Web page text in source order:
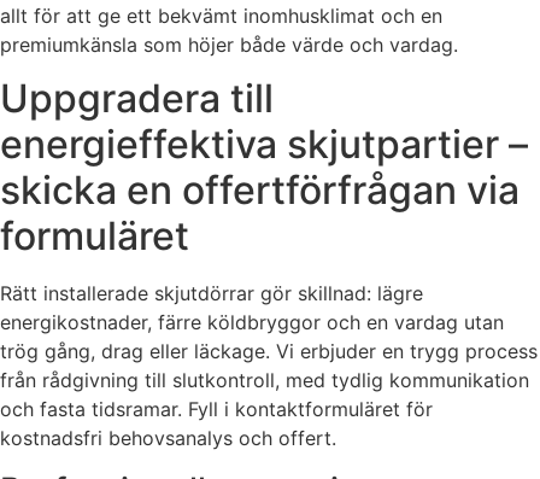
allt för att ge ett bekvämt inomhusklimat och en
premiumkänsla som höjer både värde och vardag.
Uppgradera till
energieffektiva skjutpartier –
skicka en offertförfrågan via
formuläret
Rätt installerade skjutdörrar gör skillnad: lägre
energikostnader, färre köldbryggor och en vardag utan
trög gång, drag eller läckage. Vi erbjuder en trygg process
från rådgivning till slutkontroll, med tydlig kommunikation
och fasta tidsramar. Fyll i kontaktformuläret för
kostnadsfri behovsanalys och offert.